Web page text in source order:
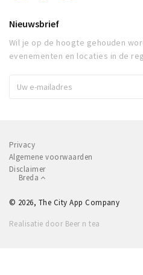
Nieuwsbrief
Wil je op de hoogte gehouden
evenementen en locaties in de
Privacy
Algemene voorwaarden
Disclaimer
Breda
© 2026, The City App Company
Realisatie door Beer n tea